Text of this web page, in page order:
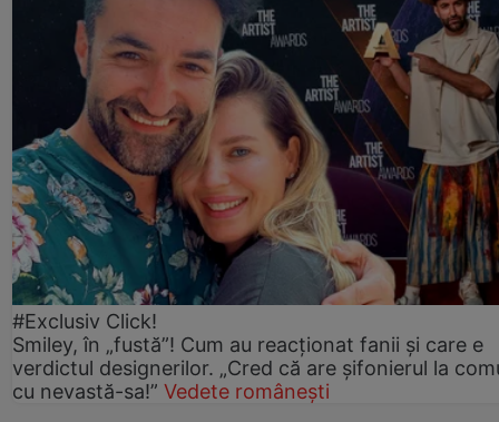
#Exclusiv Click!
Smiley, în „fustă”! Cum au reacționat fanii și care e
verdictul designerilor. „Cred că are șifonierul la
cu nevastă-sa!” Vedete românești